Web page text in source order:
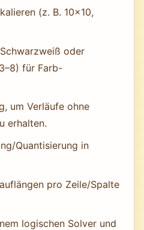
(z. B. 10×10,
oder
für Farb-
um Verläufe ohne
erhalten.
Quantisierung in
pro Zeile/Spalte
logischen Solver und